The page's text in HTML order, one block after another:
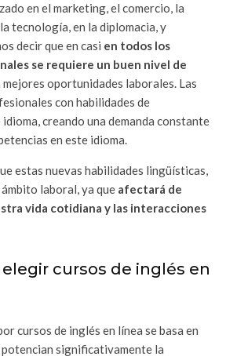
en el marketing, el comercio, la
tecnología, en la diplomacia, y
decir que en casi en todos los
se requiere un buen nivel de
mejores oportunidades laborales. Las
con habilidades de
creando una demanda constante
en este idioma.
estas nuevas habilidades lingüísticas,
laboral, ya que afectará de
vida cotidiana y las interacciones
elegir cursos de inglés en
cursos de inglés en línea se basa en
significativamente la